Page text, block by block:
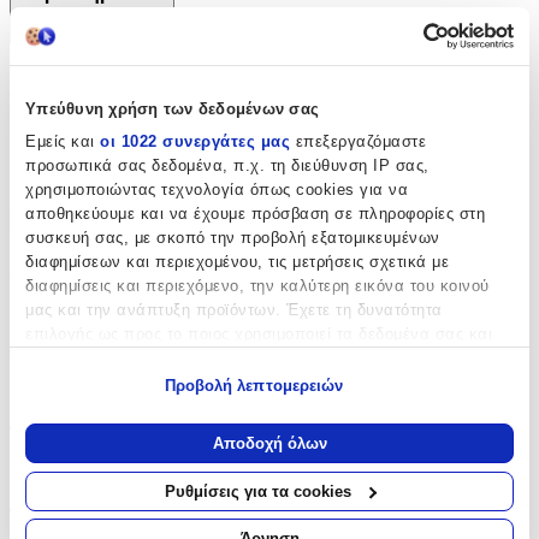
Υπεύθυνη χρήση των δεδομένων σας
Εμείς και οι 1022 συνεργάτες μας επεξεργαζόμαστε
προσωπικά σας δεδομένα, π.χ. τη διεύθυνση IP σας,
χρησιμοποιώντας τεχνολογία όπως cookies για να
αποθηκεύουμε και να έχουμε πρόσβαση σε πληροφορίες στη
συσκευή σας, με σκοπό την προβολή εξατομικευμένων
διαφημίσεων και περιεχομένου, τις μετρήσεις σχετικά με
διαφημίσεις και περιεχόμενο, την καλύτερη εικόνα του κοινού
μας και την ανάπτυξη προϊόντων. Έχετε τη δυνατότητα
Να συλλέξουμε πληροφορίες σχετικά με τη γεωγραφική
σας τοποθεσία, οι οποίες μπορεί να είναι ακριβείς σε
απόσταση μερικών μέτρων
Να αναγνωρίσουμε τη συσκευή σας σαρώνοντας ενεργά
για συγκεκριμένα χαρακτηριστικά (δακτυλικό αποτύπωμα)
Προβολή λεπτομερειών
Αποδοχή όλων
Ρυθμίσεις για τα cookies
Κατασκευαστής:
Maui & Sons
Βασικά Χαρακτηριστικά
Χρώμα:
Πολύχρωμο
Φύλο:
Τύπος
Πλάτης
Τάξη: